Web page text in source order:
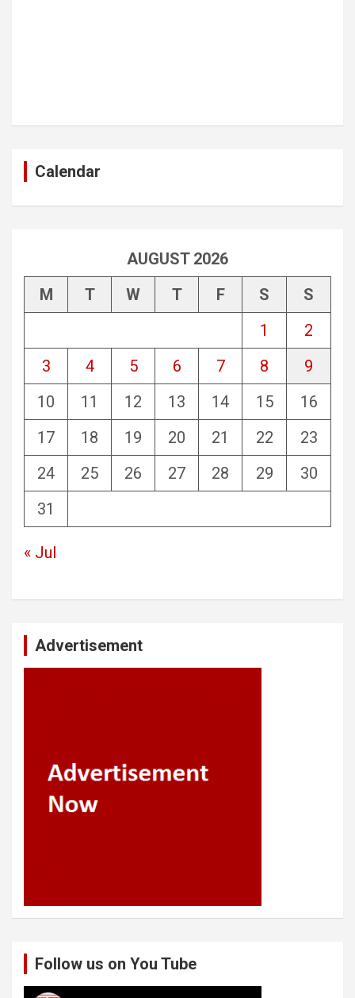
Calendar
AUGUST 2026
M
T W T F S
S
1
2
3
4 5 6 7 8
9
10
11 12 13 14 15
16
17
18 19 20 21 22
23
24
25 26 27 28 29
30
31
« Jul
Advertisement
Follow us on You Tube